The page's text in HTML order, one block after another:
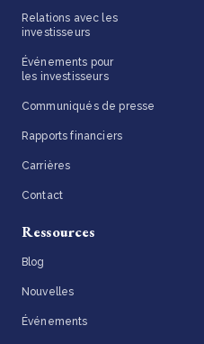
Relations avec les
investisseurs
Événements pour
les investisseurs
Communiqués de presse
Rapports financiers
Carrières
Contact
Ressources
Blog
Nouvelles
Événements